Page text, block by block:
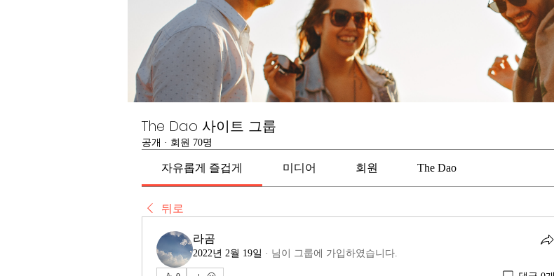
The Dao 사이트 그룹
공개 · 회원 70명
자유롭게 즐겁게 미디어 회원 The Dao
뒤로
라곰
2022년 2월 19일 · 님이 그룹에 가입하였습니다.